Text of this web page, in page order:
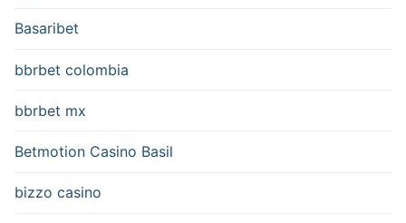
Basaribet
bbrbet colombia
bbrbet mx
Betmotion Casino Basil
bizzo casino